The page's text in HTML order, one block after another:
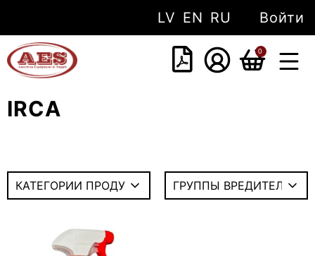
LV EN RU Войти
0
IRCA